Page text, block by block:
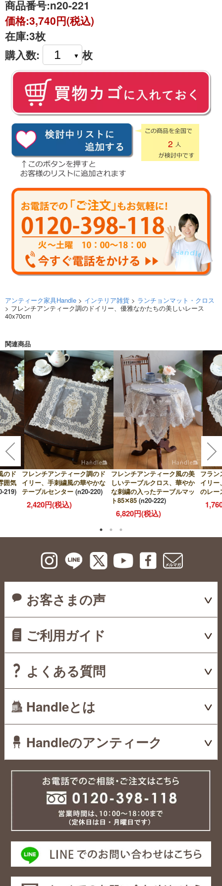
商品番号:n20-221
価格:3,740円(税込)
在庫:3枚
購入数:
枚
2
アンティーク家具Handle > インテリア雑貨 > ランチョンマット・クロス
> フレンチアンティーク調のドイリー、優雅なかたちの美しいレース
40x70cm
関連商品
のド
囲気
219)
フレンチアンティーク調のド
イリー、手刺繍風の華やかな
テーブルセンター (n20-220)
2,420円(税込)
フレンチアンティーク風の美
しいテーブルクロス、華やか
な刺繍の入ったテーブルマッ
ト85✕85 (n20-222)
6,820円(税込)
フラン
イリー
のレ
お客さまの声
ご利用ガイド
よくある質問
Handleとは
Handleのアンティーク